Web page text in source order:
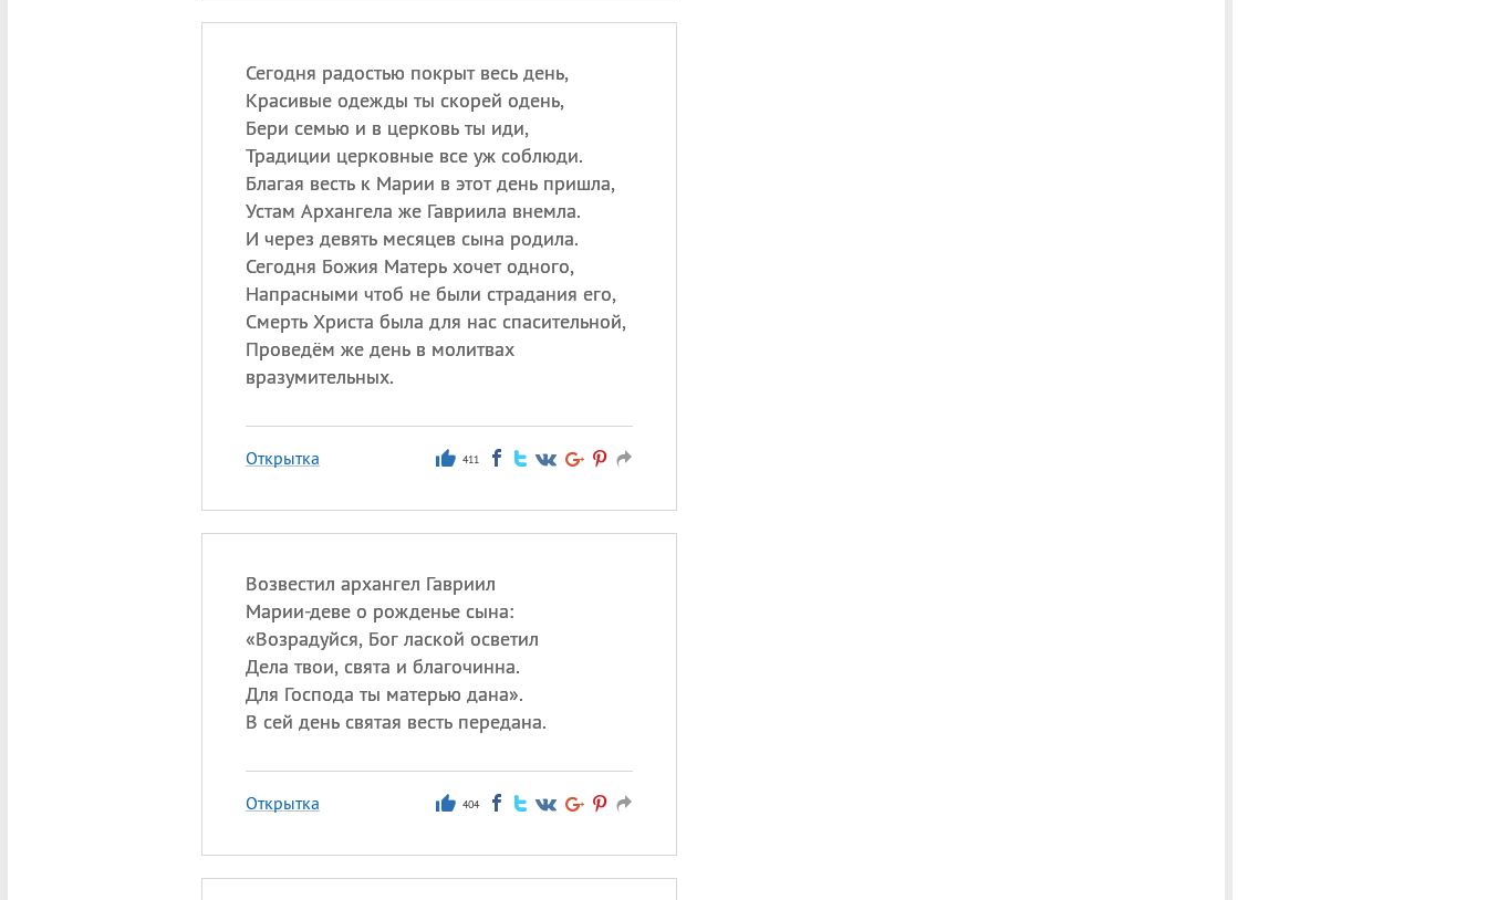
Сегодня радостью покрыт весь день,
Красивые одежды ты скорей одень,
Бери семью и в церковь ты иди,
Традиции церковные все уж соблюди.
Благая весть к Марии в этот день пришла,
Устам Архангела же Гавриила внемла.
И через девять месяцев сына родила.
Сегодня Божия Матерь хочет одного,
Напрасными чтоб не были страдания его,
Смерть Христа была для нас спасительной,
Проведём же день в молитвах
вразумительных.
Открытка 411
Возвестил архангел Гавриил
Марии-деве о рожденье сына:
«Возрадуйся, Бог лаской осветил
Дела твои, свята и благочинна.
Для Господа ты матерью дана».
В сей день святая весть передана.
Открытка 404